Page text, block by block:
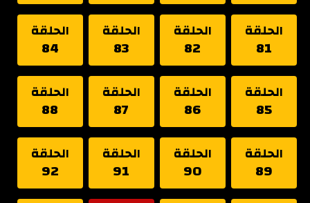
الحلقة
81
الحلقة
82
الحلقة
83
الحلقة
84
الحلقة
85
الحلقة
86
الحلقة
87
الحلقة
88
الحلقة
89
الحلقة
90
الحلقة
91
الحلقة
92